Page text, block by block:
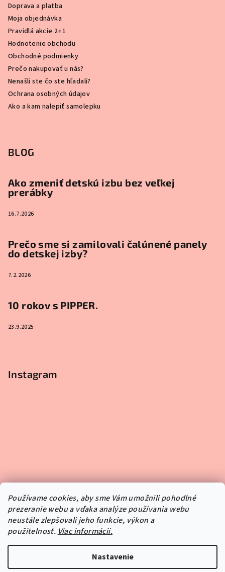
Používame cookies, aby sme Vám umožnili pohodlné
prezeranie webu a vďaka analýze používania webu
neustále zlepšovali jeho funkcie, výkon a
použitelnosť. Viac informácií.
Nastavenie
Doprava a platba
Moja objednávka
Pravidlá akcie 2+1
Hodnotenie obchodu
Obchodné podmienky
Prečo nakupovať u nás?
Nenašli ste čo ste hľadali?
Ochrana osobných údajov
Ako a kam nalepiť samolepku
BLOG
Ako zmeniť detskú izbu bez veľkej
prerábky
16.7.2026
Prečo sme si zamilovali čalúnené panely
do detskej izby?
7.2.2026
10 rokov s PIPPER.
23.9.2025
Instagram
Sledovať na Instagrame